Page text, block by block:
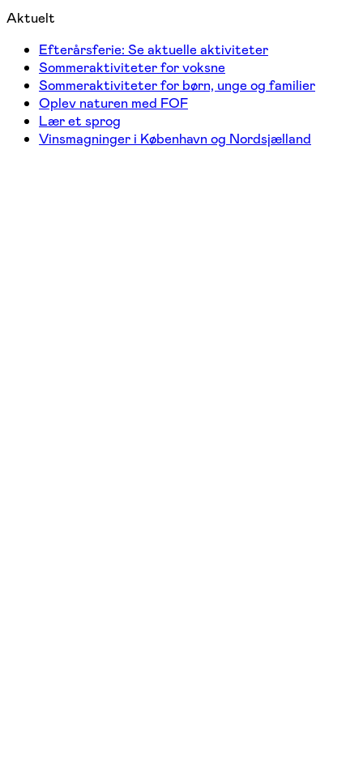
Aktuelt
Efterårsferie: Se aktuelle aktiviteter
Sommeraktiviteter for voksne
Sommeraktiviteter for børn, unge og familier
Oplev naturen med FOF
Lær et sprog
Vinsmagninger i København og Nordsjælland